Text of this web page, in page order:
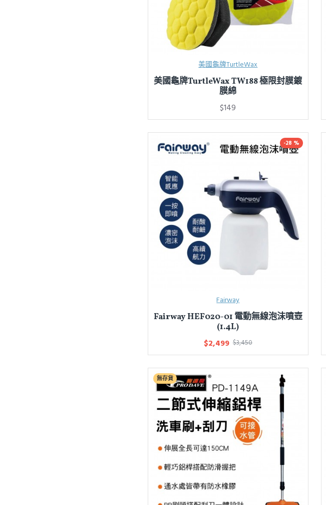
美國龜牌TurtleWax
美國龜牌TurtleWax TW188 極限封膜鍍
膜綿
$149
-28 %
Fairway
Fairway HEF020-01 電動無線泡沫噴壺
(1.4L)
$2,499 $3,450
無存貨